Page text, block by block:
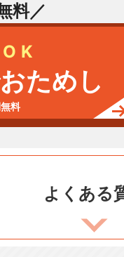
料／
ためし
料
よくある